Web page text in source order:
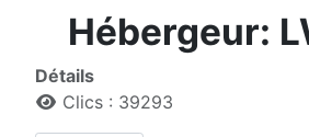
Hébergeur:
Détails
Clics : 39293